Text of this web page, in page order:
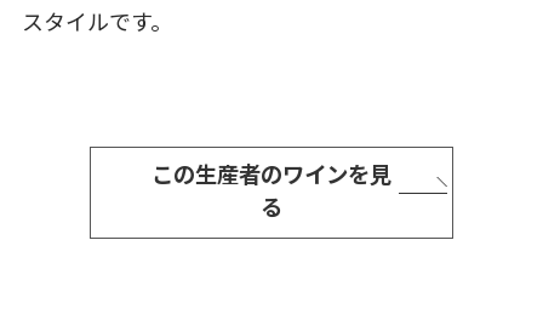
スタイルです。
この生産者のワインを見
る